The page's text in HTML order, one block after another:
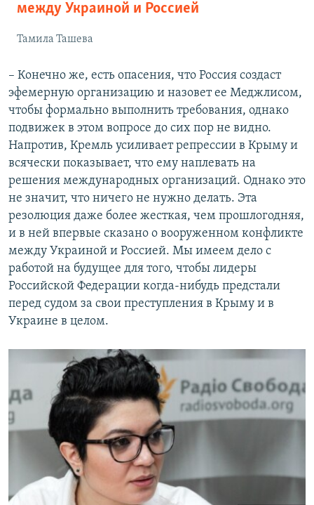
между Украиной и Россией
Тамила Ташева
– Конечно же, есть опасения, что Россия создаст
эфемерную организацию и назовет ее Меджлисом,
чтобы формально выполнить требования, однако
подвижек в этом вопросе до сих пор не видно.
Напротив, Кремль усиливает репрессии в Крыму и
всячески показывает, что ему наплевать на
решения международных организаций. Однако это
не значит, что ничего не нужно делать. Эта
резолюция даже более жесткая, чем прошлогодняя,
и в ней впервые сказано о вооруженном конфликте
между Украиной и Россией. Мы имеем дело с
работой на будущее для того, чтобы лидеры
Российской Федерации когда-нибудь предстали
перед судом за свои преступления в Крыму и в
Украине в целом.